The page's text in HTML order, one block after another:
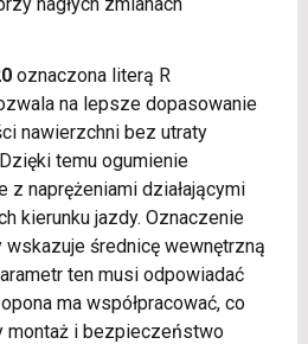
oznaczona literą R
na lepsze dopasowanie
nawierzchni bez utraty
temu ogumienie
naprężeniami działającymi
kierunku jazdy. Oznaczenie
średnicę wewnętrzną
ten musi odpowiadać
ma współpracować, co
montaż i bezpieczeństwo